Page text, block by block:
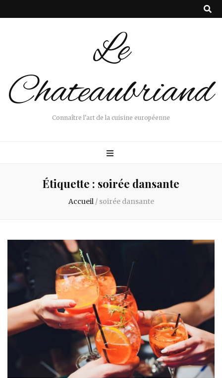
Le
Chateaubriand
Connaître l'art de la cuisine européenne
Étiquette : soirée dansante
Accueil / soirée dansante